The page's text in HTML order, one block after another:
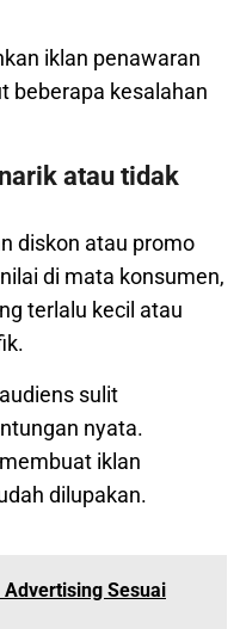
iklan penawaran
beberapa kesalahan
atau tidak
diskon atau promo
di mata konsumen,
terlalu kecil atau
sulit
nyata.
iklan
dilupakan.
Sesuai